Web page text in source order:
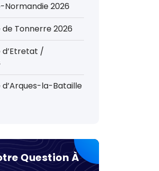
Normandie 2026
Tonnerre 2026
/
la-Bataille
Question À